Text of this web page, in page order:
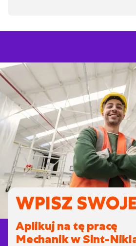
WPISZ
Aplikuj na tę pracę
Mechanik w Sint-